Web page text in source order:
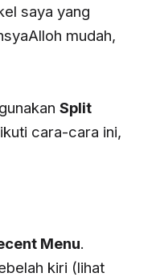
saya yang
mudah,
Split
cara-cara ini,
Menu.
kiri (lihat